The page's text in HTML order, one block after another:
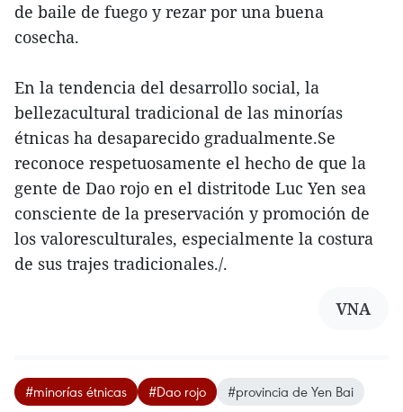
de baile de fuego y rezar por una buena
cosecha.
En la tendencia del desarrollo social, la
bellezacultural tradicional de las minorías
étnicas ha desaparecido gradualmente.Se
reconoce respetuosamente el hecho de que la
gente de Dao rojo en el distritode Luc Yen sea
consciente de la preservación y promoción de
los valoresculturales, especialmente la costura
de sus trajes tradicionales./.
VNA
#minorías étnicas #Dao rojo #provincia de Yen Bai